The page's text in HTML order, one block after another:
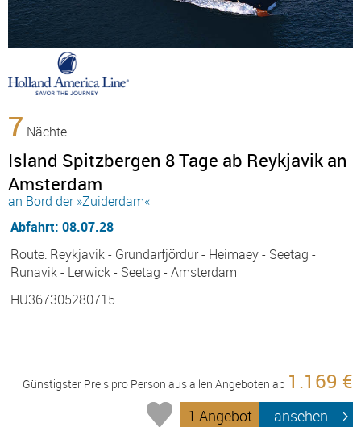
7 Nächte
Island Spitzbergen 8 Tage ab Reykjavik an
Amsterdam
an Bord der »Zuiderdam«
Abfahrt: 08.07.28
Route: Reykjavik - Grundarfjördur - Heimaey - Seetag -
Runavik - Lerwick - Seetag - Amsterdam
HU367305280715
Günstigster Preis pro Person aus allen Angeboten ab 1.169 €
1 Angebot ansehen